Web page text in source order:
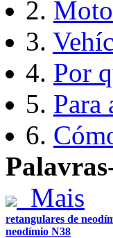
2.
3.
4. Por
5. Para
6.
Mais
retangulares de
neodímio N38